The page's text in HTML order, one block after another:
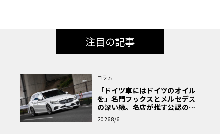
注目の記事
コラム
「ドイツ車にはドイツのオイル
を」名門フックスとメルセデス
の深い縁。名店が推す公認の安
心と、Cクラスで味わうシルキー
な走り〈PR〉
2026 8/6